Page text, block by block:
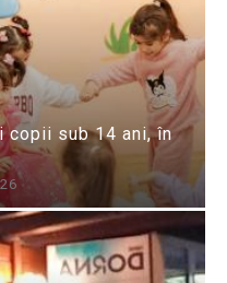
copii sub 14 ani, în